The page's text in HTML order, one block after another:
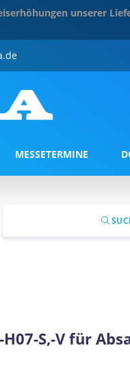
unserer
MESSETERMINE
S,-Vfür